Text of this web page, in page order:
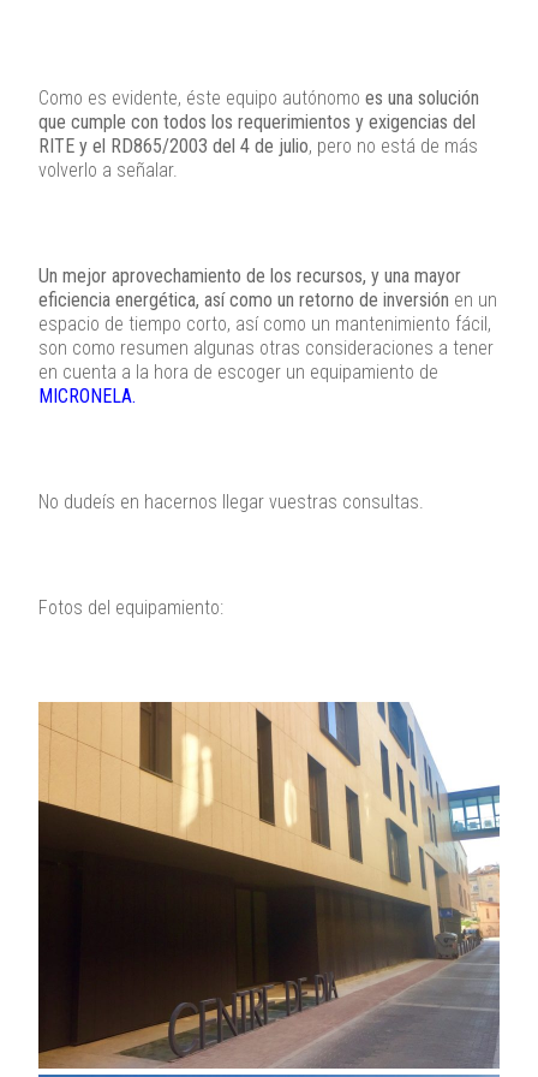
Como es evidente, éste equipo autónomo es una solución
que cumple con todos los requerimientos y exigencias del
RITE y el RD865/2003 del 4 de julio, pero no está de más
volverlo a señalar.
Un mejor aprovechamiento de los recursos, y una mayor
eficiencia energética, así como un retorno de inversión en un
espacio de tiempo corto, así como un mantenimiento fácil,
son como resumen algunas otras consideraciones a tener
en cuenta a la hora de escoger un equipamiento de
MICRONELA.
No dudeís en hacernos llegar vuestras consultas.
Fotos del equipamiento: